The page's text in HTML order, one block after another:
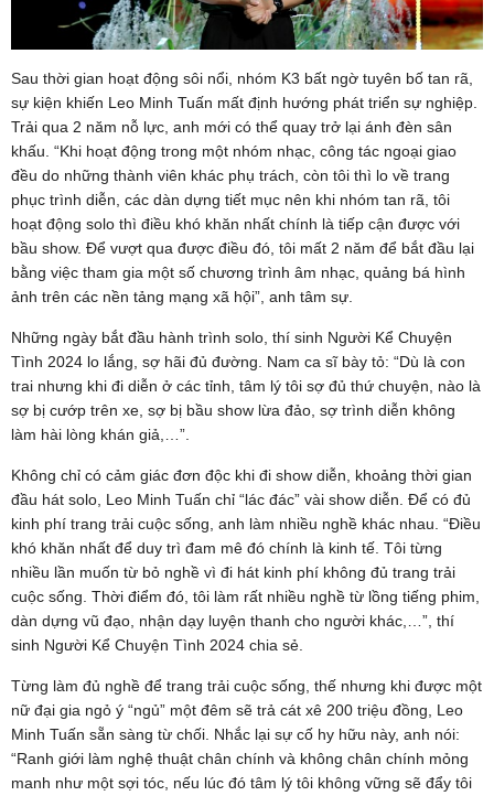
Sau thời gian hoạt động sôi nổi, nhóm K3 bất ngờ tuyên bố tan rã,
sự kiện khiến Leo Minh Tuấn mất định hướng phát triển sự nghiệp.
Trải qua 2 năm nỗ lực, anh mới có thể quay trở lại ánh đèn sân
khấu. “Khi hoạt động trong một nhóm nhạc, công tác ngoại giao
đều do những thành viên khác phụ trách, còn tôi thì lo về trang
phục trình diễn, các dàn dựng tiết mục nên khi nhóm tan rã, tôi
hoạt động solo thì điều khó khăn nhất chính là tiếp cận được với
bầu show. Để vượt qua được điều đó, tôi mất 2 năm để bắt đầu lại
bằng việc tham gia một số chương trình âm nhạc, quảng bá hình
ảnh trên các nền tảng mạng xã hội”, anh tâm sự.
Những ngày bắt đầu hành trình solo, thí sinh Người Kể Chuyện
Tình 2024 lo lắng, sợ hãi đủ đường. Nam ca sĩ bày tỏ: “Dù là con
trai nhưng khi đi diễn ở các tỉnh, tâm lý tôi sợ đủ thứ chuyện, nào là
sợ bị cướp trên xe, sợ bị bầu show lừa đảo, sợ trình diễn không
làm hài lòng khán giả,…”.
Không chỉ có cảm giác đơn độc khi đi show diễn, khoảng thời gian
đầu hát solo, Leo Minh Tuấn chỉ “lác đác” vài show diễn. Để có đủ
kinh phí trang trải cuộc sống, anh làm nhiều nghề khác nhau. “Điều
khó khăn nhất để duy trì đam mê đó chính là kinh tế. Tôi từng
nhiều lần muốn từ bỏ nghề vì đi hát kinh phí không đủ trang trải
cuộc sống. Thời điểm đó, tôi làm rất nhiều nghề từ lồng tiếng phim,
dàn dựng vũ đạo, nhận dạy luyện thanh cho người khác,…”, thí
sinh Người Kể Chuyện Tình 2024 chia sẻ.
Từng làm đủ nghề để trang trải cuộc sống, thế nhưng khi được một
nữ đại gia ngỏ ý “ngủ” một đêm sẽ trả cát xê 200 triệu đồng, Leo
Minh Tuấn sẵn sàng từ chối. Nhắc lại sự cố hy hữu này, anh nói:
“Ranh giới làm nghệ thuật chân chính và không chân chính mỏng
manh như một sợi tóc, nếu lúc đó tâm lý tôi không vững sẽ đẩy tôi